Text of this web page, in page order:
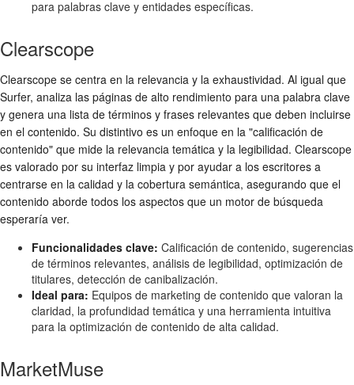
para palabras clave y entidades específicas.
Clearscope
Clearscope se centra en la relevancia y la exhaustividad. Al igual que
Surfer, analiza las páginas de alto rendimiento para una palabra clave
y genera una lista de términos y frases relevantes que deben incluirse
en el contenido. Su distintivo es un enfoque en la "calificación de
contenido" que mide la relevancia temática y la legibilidad. Clearscope
es valorado por su interfaz limpia y por ayudar a los escritores a
centrarse en la calidad y la cobertura semántica, asegurando que el
contenido aborde todos los aspectos que un motor de búsqueda
esperaría ver.
Funcionalidades clave: Calificación de contenido, sugerencias
de términos relevantes, análisis de legibilidad, optimización de
titulares, detección de canibalización.
Ideal para: Equipos de marketing de contenido que valoran la
claridad, la profundidad temática y una herramienta intuitiva
para la optimización de contenido de alta calidad.
MarketMuse